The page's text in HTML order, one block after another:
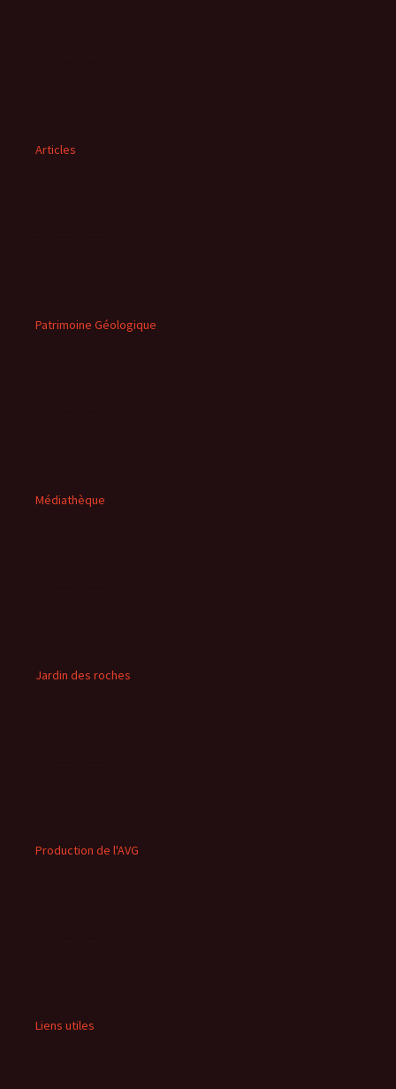
Articles
Patrimoine Géologique
Médiathèque
Jardin des roches
Production de l'AVG
Liens utiles